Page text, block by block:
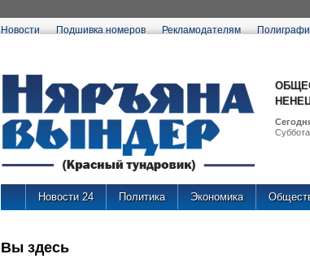
Новости Подшивка номеров Рекламодателям
Новости 24 Политика Экономика
Вы здесь